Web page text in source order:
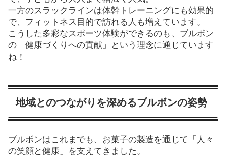
一方のスラックラインは体幹トレーニングにも効果的
で、フィットネス目的で訪れる人も増えています。
こうした多彩なスポーツ体験ができるのも、ブルボン
の「健康づくりへの貢献」という理念に通じています
ね！
地域とのつながりを深めるブルボンの姿勢
ブルボンはこれまでも、お菓子の製造を通じて「人々
の笑顔と健康」を支えてきました。